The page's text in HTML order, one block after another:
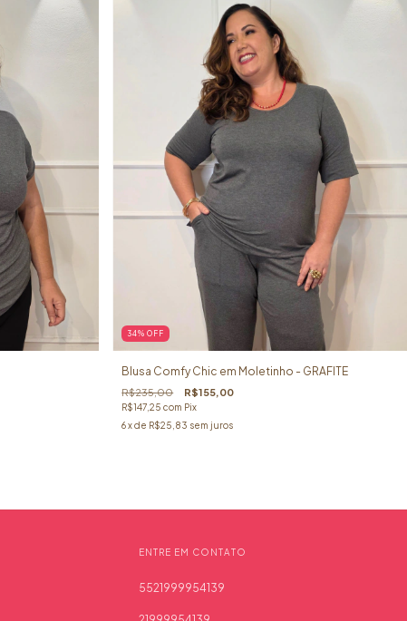
34%OFF
Blusa Comfy Chic em Moletinho - GRAFITE
R$235,00 R$155,00
R$147,25com Pix
6x de R$25,83 sem juros
ENTRE EM CONTATO
5521999954139